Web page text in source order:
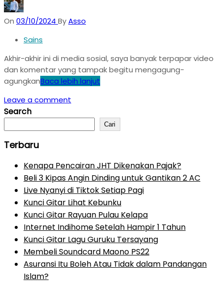
On 03/10/2024 ByAsso
Sains
Akhir-akhir ini di media sosial, saya banyak terpapar video
dan komentar yang tampak begitu mengagung-
agungkanBaca lebih lanjut
Leave a comment
Search
Cari
Terbaru
Kenapa Pencairan JHT Dikenakan Pajak?
Beli 3 Kipas Angin Dinding untuk Gantikan 2 AC
Live Nyanyi di Tiktok Setiap Pagi
Kunci Gitar Lihat Kebunku
Kunci Gitar Rayuan Pulau Kelapa
Internet Indihome Setelah Hampir 1 Tahun
Kunci Gitar Lagu Guruku Tersayang
Membeli Soundcard Maono PS22
Asuransi Itu Boleh Atau Tidak dalam Pandangan
Islam?